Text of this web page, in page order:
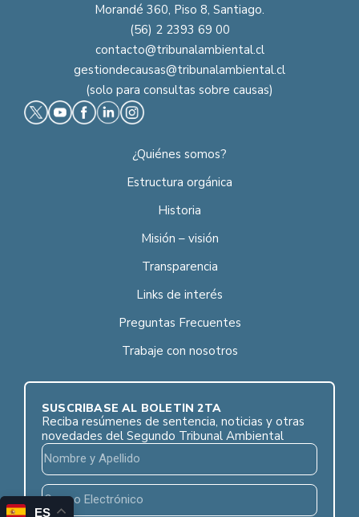
Morandé 360, Piso 8, Santiago.
(56) 2 2393 69 00
contacto@tribunalambiental.cl
gestiondecausas@tribunalambiental.cl
(solo para consultas sobre causas)
¿Quiénes somos?
Estructura orgánica
Historia
Misión – visión
Transparencia
Links de interés
Preguntas Frecuentes
Trabaje con nosotros
SUSCRÍBASE AL BOLETÍN 2TA
Reciba resúmenes de sentencia, noticias y otras
novedades del Segundo Tribunal Ambiental
ES